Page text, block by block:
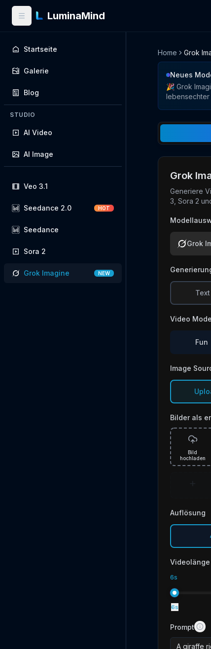
LuminaMind
Startseite
Galerie
Blog
STUDIO
AI Video
AI Image
Veo 3.1
Seedance 2.0 HOT
Seedance
Sora 2
Grok Imagine NEW
Home Grok
Neues
🎉 Grok
lebensechter
Grok
Generiere
3, Sora 2
Grok
Video Mode
Fun
Image
Bilder als
Bild
hochladen
Auflösung
Videolänge
6s
6s
Prompt